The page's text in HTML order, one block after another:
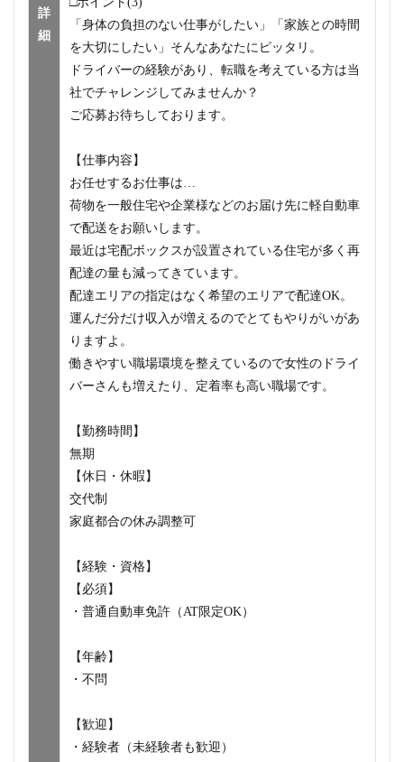
詳
細
「身体の負担のない仕事がしたい」「家族との時間
を大切にしたい」そんなあなたにピッタリ。
ドライバーの経験があり、転職を考えている方は当
社でチャレンジしてみませんか？
ご応募お待ちしております。
【仕事内容】
お任せするお仕事は…
荷物を一般住宅や企業様などのお届け先に軽自動車
で配送をお願いします。
最近は宅配ボックスが設置されている住宅が多く再
配達の量も減ってきています。
配達エリアの指定はなく希望のエリアで配達OK。
運んだ分だけ収入が増えるのでとてもやりがいがあ
りますよ。
働きやすい職場環境を整えているので女性のドライ
バーさんも増えたり、定着率も高い職場です。
【勤務時間】
無期
【休日・休暇】
交代制
家庭都合の休み調整可
【経験・資格】
【必須】
・普通自動車免許（AT限定OK）
【年齢】
・不問
【歓迎】
・経験者（未経験者も歓迎）